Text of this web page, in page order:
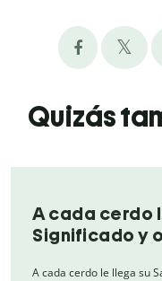
Quizás
A cada cerdo
Significado y
A cada cerdo le llega su